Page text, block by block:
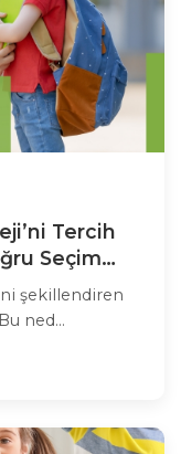
Tercih
Seçim
şekillendiren
ned...